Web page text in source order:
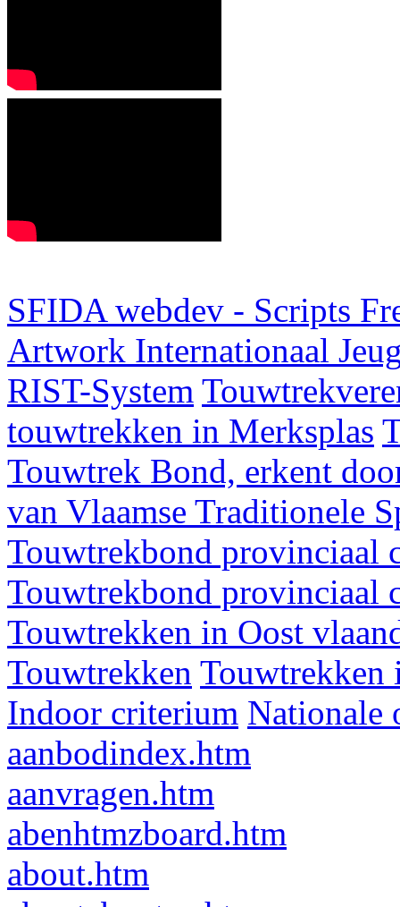
SFIDA webdev - Scripts
Artwork Internationaal
RIST-System
touwtrekken in Merksplas
Touwtrek Bond, erkent
van Vlaamse Traditionele
Touwtrekbond provinciaal
Touwtrekbond provinciaal
Touwtrekken in Oost
Touwtrekken Touwtrekken
Indoor criterium Nationale
aanbodindex.htm
aanvragen.htm
abenhtmzboard.htm
about.htm